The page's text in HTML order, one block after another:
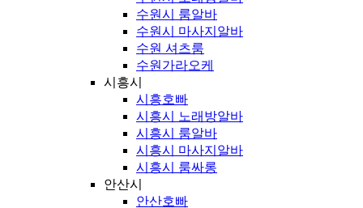
수원시 룸알바
수원시 마사지알바
수원 셔츠룸
수원가라오케
시흥시
시흥호빠
시흥시 노래방알바
시흥시 룸알바
시흥시 마사지알바
시흥시 룸싸롱
안산시
안산호빠